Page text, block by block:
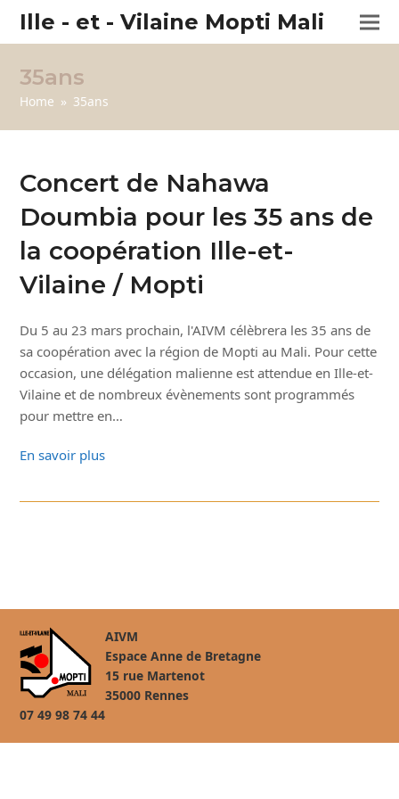
Ille - et - Vilaine Mopti Mali
35ans
Home » 35ans
Concert de Nahawa
Doumbia pour les 35 ans de
la coopération Ille-et-
Vilaine / Mopti
Du 5 au 23 mars prochain, l'AIVM célèbrera les 35 ans de
sa coopération avec la région de Mopti au Mali. Pour cette
occasion, une délégation malienne est attendue en Ille-et-
Vilaine et de nombreux évènements sont programmés
pour mettre en…
En savoir plus
AIVM
Espace Anne de Bretagne
15 rue Martenot
35000 Rennes
07 49 98 74 44